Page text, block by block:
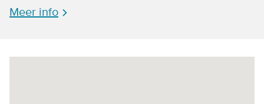
Meer info